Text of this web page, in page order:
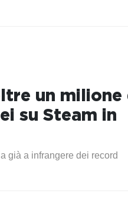
un milione
su Steam in
già a infrangere dei record